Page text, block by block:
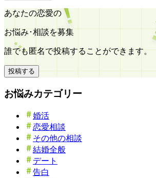
あなたの恋愛の
お悩み･相談を募集
誰でも匿名で投稿することができます。
投稿する
お悩みカテゴリー
婚活
恋愛相談
その他の相談
結婚全般
デート
告白